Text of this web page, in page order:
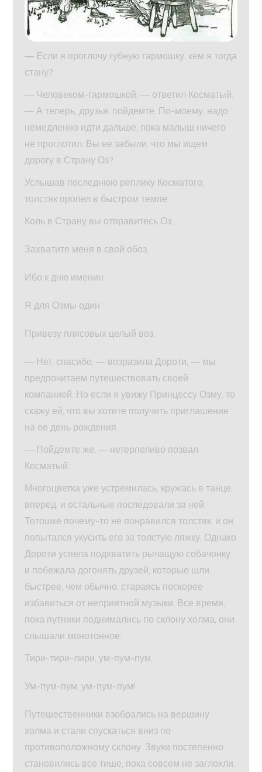
— Если я проглочу губную гармошку, кем я тогда
стану?
— Человеком-гармошкой, — ответил Косматый.
— А теперь, друзья, пойдемте. По-моему, надо
немедленно идти дальше, пока малыш ничего
не проглотил. Вы не забыли, что мы ищем
дорогу в Страну Оз?
Услышав последнюю реплику Косматого,
толстяк пропел в быстром темпе:
Коль в Страну вы отправитесь Оз,
Захватите меня в свой обоз,
Ибо к дню именин
Я для Озмы один
Привезу плясовых целый воз.
— Нет, спасибо, — возразила Дороти, — мы
предпочитаем путешествовать своей
компанией. Но если я увижу Принцессу Озму, то
скажу ей, что вы хотите получить приглашение
на ее день рождения.
— Пойдемте же, — нетерпеливо позвал
Косматый.
Многоцветка уже устремилась, кружась в танце,
вперед, и остальные последовали за ней.
Тотошке почему-то не понравился толстяк, и он
попытался укусить его за толстую ляжку. Однако
Дороти успела подхватить рычащую собачонку
и побежала догонять друзей, которые шли
быстрее, чем обычно, стараясь поскорее
избавиться от неприятной музыки. Все время,
пока путники поднимались по склону холма, они
слышали монотонное:
Тири-тири-лири, ум-пум-пум,
Ум-пум-пум, ум-пум-пум!
Путешественники взобрались на вершину
холма и стали спускаться вниз по
противоположному склону. Звуки постепенно
становились все тише, пока совсем не заглохли.